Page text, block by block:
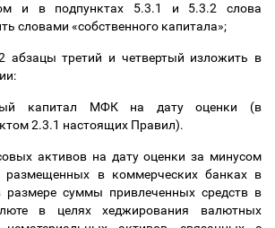
и в подпунктах 5.3.1 и 5.3.2 слова
словами «собственного капитала»;
абзацы третий и четвертый изложить в
капитал МФК на дату оценки (в
2.3.1 настоящих Правил).
активов на дату оценки за минусом
размещенных в коммерческих банках в
размере суммы привлеченных средств в
в целях хеджирования валютных